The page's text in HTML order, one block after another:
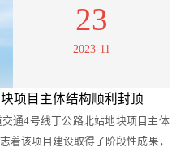
23
2023-11
项目主体结构顺利封顶
通4号线丁公路北站地块项目主体
着该项目建设取得了阶段性成果，